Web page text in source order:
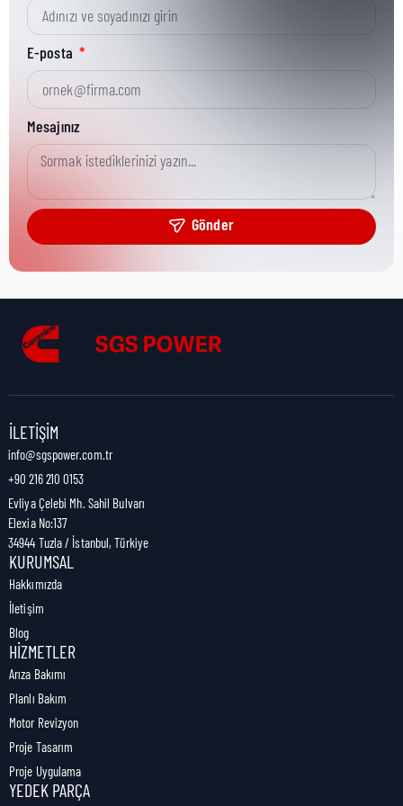
Kısa Parça No:
Ürün Grubu:
Ürün Kategorisi:
Nakliye Yüksekliği:
Nakliye Uzunluğu:
Nakliye Ağırlığı:
E-posta
Mesajınız
Gönder
İLETIŞIM
info@sgspower.com.tr
+90 216 210 0153
Evliya Çelebi Mh. Sahil Bulvarı
Elexia No:137
34944 Tuzla / İstanbul, Türkiye
KURUMSAL
Hakkımızda
İletişim
Blog
HIZMETLER
Arıza Bakımı
Planlı Bakım
Motor Revizyon
Proje Tasarım
Proje Uygulama
YEDEK PARÇA